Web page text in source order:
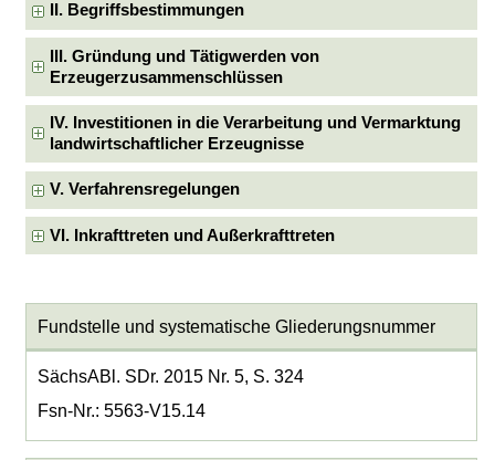
II. Begriffsbestimmungen
III. Gründung und Tätigwerden von
Erzeugerzusammenschlüssen
IV. Investitionen in die Verarbeitung und Vermarktung
landwirtschaftlicher Erzeugnisse
V. Verfahrensregelungen
VI. Inkrafttreten und Außerkrafttreten
Fundstelle und systematische Gliederungsnummer
SächsABl. SDr. 2015 Nr. 5, S. 324
Fsn-Nr.: 5563-V15.14